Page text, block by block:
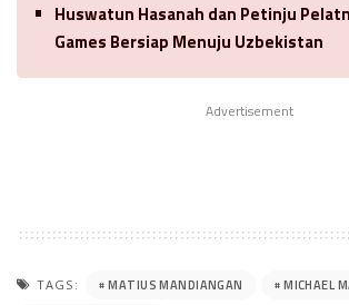
Huswatun Hasanah dan Petinju
Games Bersiap Menuju Uzbekistan
Advertisement
TAGS: MATIUS MANDIANGAN
MICHAEL